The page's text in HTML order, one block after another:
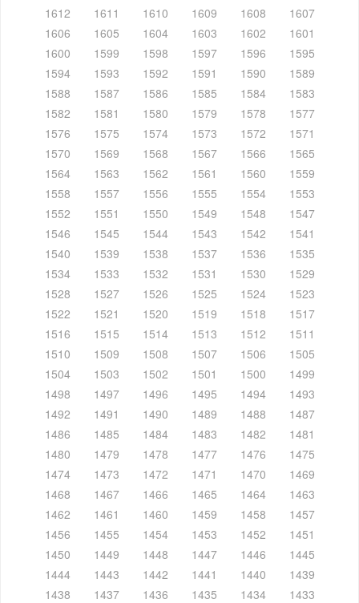
1612
1611 1610 1609 1608
1607
1606
1605 1604 1603 1602
1601
1600
1599 1598 1597 1596
1595
1594
1593 1592 1591 1590
1589
1588
1587 1586 1585 1584
1583
1582
1581 1580 1579 1578
1577
1576
1575 1574 1573 1572
1571
1570
1569 1568 1567 1566
1565
1564
1563 1562 1561 1560
1559
1558
1557 1556 1555 1554
1553
1552
1551 1550 1549 1548
1547
1546
1545 1544 1543 1542
1541
1540
1539 1538 1537 1536
1535
1534
1533 1532 1531 1530
1529
1528
1527 1526 1525 1524
1523
1522
1521 1520 1519 1518
1517
1516
1515 1514 1513 1512
1511
1510
1509 1508 1507 1506
1505
1504
1503 1502 1501 1500
1499
1498
1497 1496 1495 1494
1493
1492
1491 1490 1489 1488
1487
1486
1485 1484 1483 1482
1481
1480
1479 1478 1477 1476
1475
1474
1473 1472 1471 1470
1469
1468
1467 1466 1465 1464
1463
1462
1461 1460 1459 1458
1457
1456
1455 1454 1453 1452
1451
1450
1449 1448 1447 1446
1445
1444
1443 1442 1441 1440
1439
1438
1437 1436 1435 1434
1433